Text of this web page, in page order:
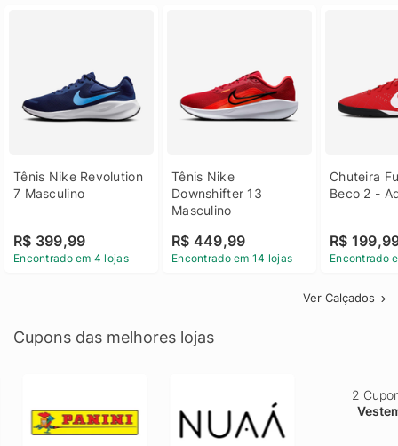
Tênis Nike Revolution
7 Masculino
R$ 399,99
Encontrado em 4 lojas
Tênis Nike
Downshifter 13
Masculino
R$ 449,99
Encontrado em 14 lojas
Chuteira
Beco 2 -
R$
Encontrado
Ver Calçados
Cupons das melhores lojas